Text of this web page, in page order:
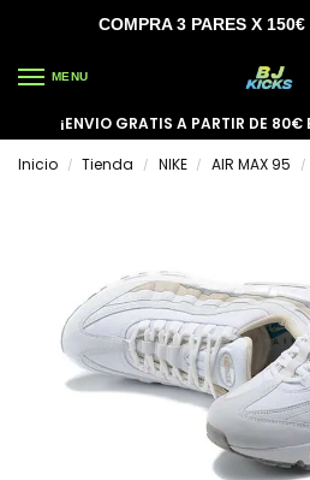
COMPRA 3 PARES X 150€
MENU
¡ENVIO GRATIS A PARTIR DE 80€
Inicio
/ Tienda / NIKE / AIR MAX 95 /